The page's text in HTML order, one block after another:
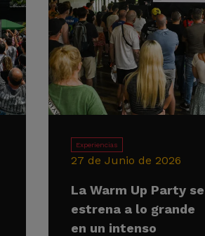
Experiencias
27 de Junio de 2026
La Warm Up Party se
estrena a lo grande
en un intenso